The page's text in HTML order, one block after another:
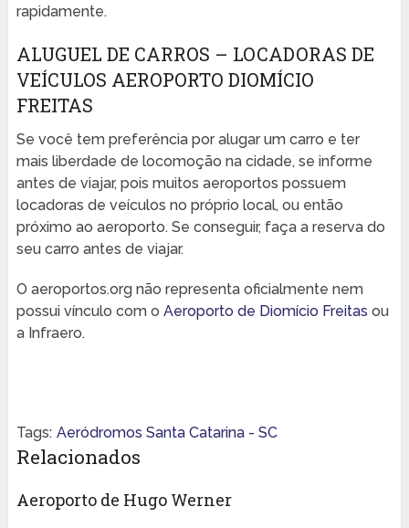
rapidamente.
ALUGUEL DE CARROS – LOCADORAS DE
VEÍCULOS AEROPORTO DIOMÍCIO
FREITAS
Se você tem preferência por alugar um carro e ter
mais liberdade de locomoção na cidade, se informe
antes de viajar, pois muitos aeroportos possuem
locadoras de veículos no próprio local, ou então
próximo ao aeroporto. Se conseguir, faça a reserva do
seu carro antes de viajar.
O aeroportos.org não representa oficialmente nem
possui vínculo com o Aeroporto de Diomício Freitas ou
a Infraero.
Tags: Aeródromos Santa Catarina - SC
Relacionados
Aeroporto de Hugo Werner